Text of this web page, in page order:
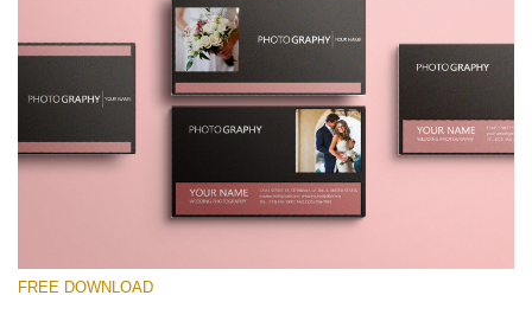
Выберите Вариант
Free Template #53
Senior Price List
Скачать Бесплатно
FREE DOWNLOAD